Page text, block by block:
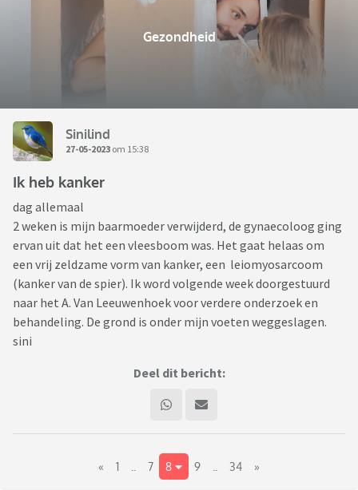
Gezondheid
Sinilind
27-05-2023 om 15:38
Ik heb kanker
dag allemaal
2 weken is mijn baarmoeder verwijderd, de gynaecoloog ging
ervan uit dat het een vleesboom was. Het gaat helaas om
een vrij zeldzame vorm van kanker, een leiomyosarcoom
(kanker van de spier). Ik word volgende week doorgestuurd
naar het A. Van Leeuwenhoek voor verdere onderzoek en
behandeling. De grond is onder mijn voeten weggeslagen.
sini
Deel dit bericht:
« 1 7 8 9 34 »